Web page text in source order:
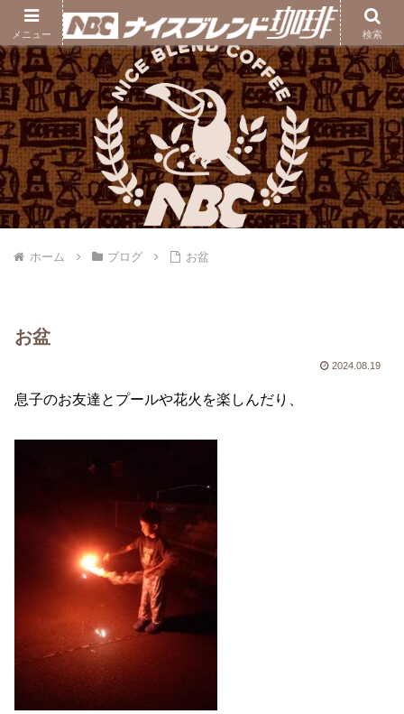
ナイスブレンド珈琲｜熊本の自家焙煎コーヒー豆専門店
ホーム ブログ お盆
お盆
2024.08.19
息子のお友達とプールや花火を楽しんだり、
メニュー 検索